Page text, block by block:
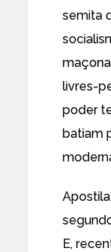
semita
livres-
poder
batiam
E,